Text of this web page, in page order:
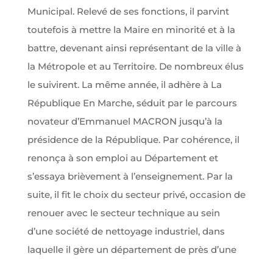
Municipal. Relevé de ses fonctions, il parvint
toutefois à mettre la Maire en minorité et à la
battre, devenant ainsi représentant de la ville à
la Métropole et au Territoire. De nombreux élus
le suivirent. La même année, il adhère à La
République En Marche, séduit par le parcours
novateur d’Emmanuel MACRON jusqu’à la
présidence de la République. Par cohérence, il
renonça à son emploi au Département et
s’essaya brièvement à l’enseignement. Par la
suite, il fit le choix du secteur privé, occasion de
renouer avec le secteur technique au sein
d’une société de nettoyage industriel, dans
laquelle il gère un département de près d’une